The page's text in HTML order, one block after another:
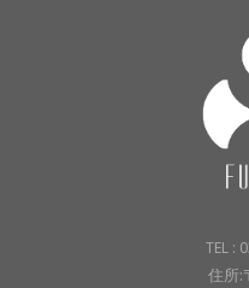
TEL :
住所: